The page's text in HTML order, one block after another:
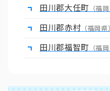
田川郡大任町 （福岡
田川郡赤村 （福岡県
田川郡福智町 （福岡